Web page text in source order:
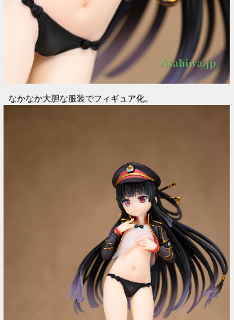
なかなか大胆な服装でフィギュア化。